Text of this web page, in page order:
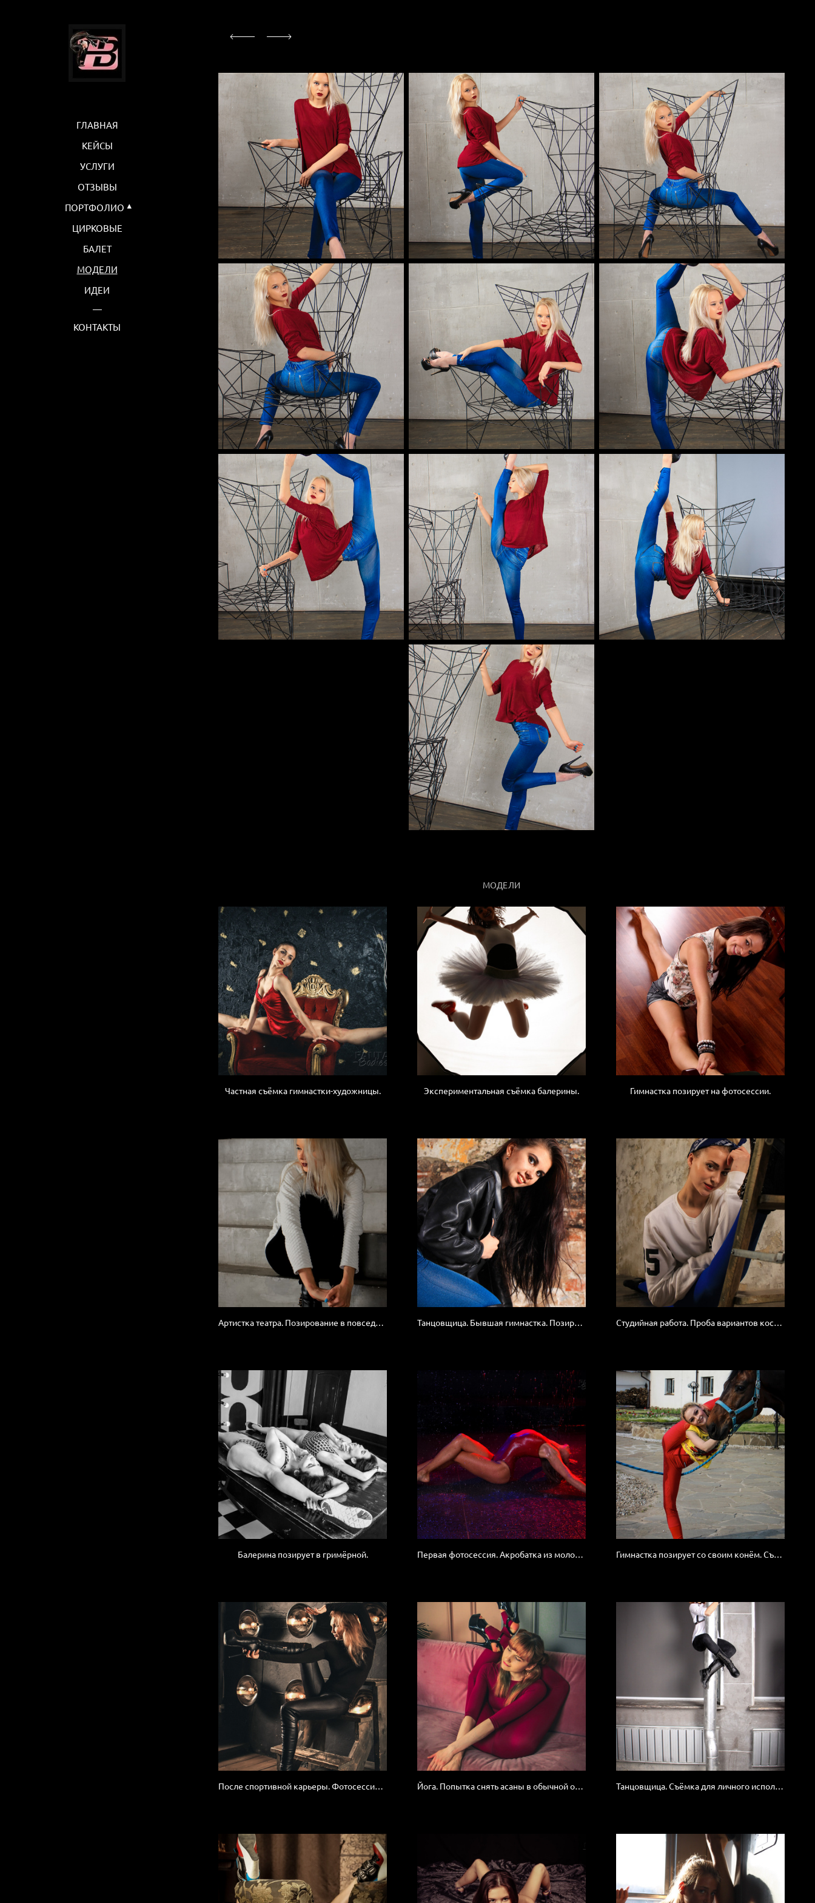
ГЛАВНАЯ
КЕЙСЫ
УСЛУГИ
ОТЗЫВЫ
ПОРТФОЛИО
ЦИРКОВЫЕ
БАЛЕТ
МОДЕЛИ
ИДЕИ
КОНТАКТЫ
МОДЕЛИ
Частная съёмка гимнастки-художницы. Экспериментальная съёмка балерины. Гимнастка позирует на фотосессии.
Артистка театра. Позирование в повседневной одежде. Танцовщица. Бывшая гимнастка. Позирвоание. Студийная работа. Проба вариантов костюма.
Балерина позирует в гримёрной. Первая фотосессия. Акробатка из молодёжной студии. Гимнастка позирует со своим конём. Съёмка в конном клубе.
После спортивной карьеры. Фотосессия для себя. Йога. Попытка снять асаны в обычной обстановке, художественно. Танцовщица. Съёмка для личного использования.